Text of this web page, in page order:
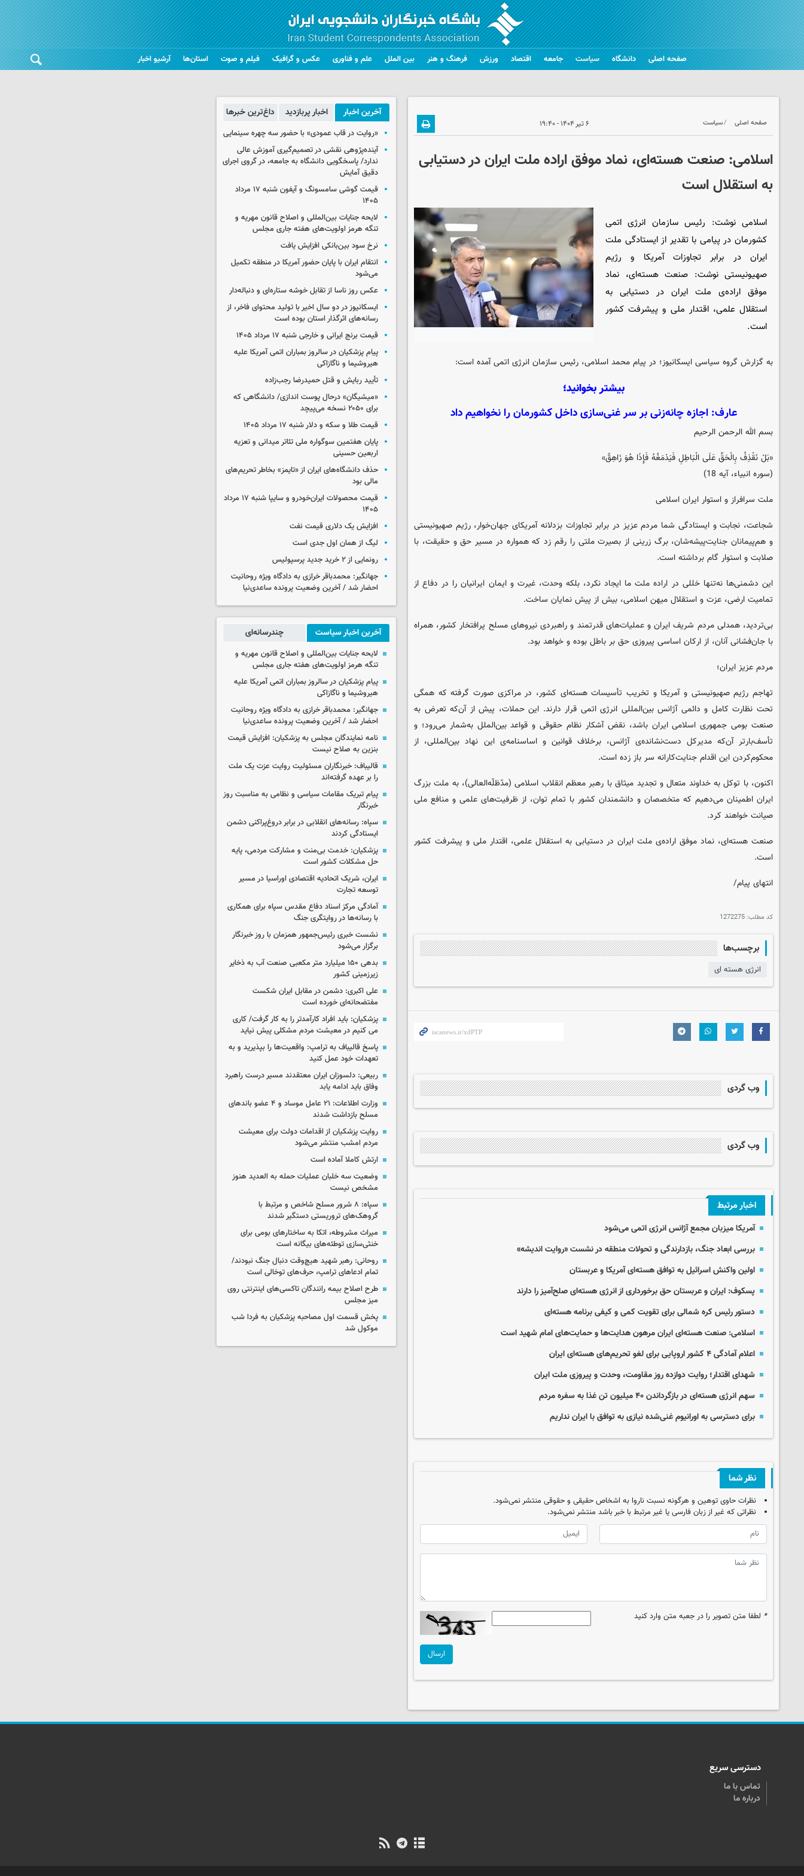
صفحه اصلی دانشگاه سیاست جامعه اقتصاد ورزش فرهنگ و هنر بین الملل علم و فناوری عکس و گرافیک فیلم و صوت استان‌ها آرشیو اخبار
صفحه اصلی سیاست ۶ تیر ۱۴۰۴ - ۱۹:۴۰
اسلامی: صنعت هسته‌ای، نماد موفق اراده‌ ملت ایران در دستیابی
به استقلال است
اسلامی نوشت: رئیس سازمان انرژی اتمی
کشورمان در پیامی با تقدیر از ایستادگی ملت
ایران در برابر تجاوزات آمریکا و رژیم
صهیونیستی نوشت: صنعت هسته‌ای، نماد
موفق اراده‌ی ملت ایران در دستیابی به
استقلال علمی، اقتدار ملی و پیشرفت کشور
است.
به گزارش گروه سیاسی ایسکانیوز؛ در پیام محمد اسلامی، رئیس سازمان انرژی اتمی آمده است:
بیشتر بخوانید؛
عارف: اجازه چانه‌زنی بر سر غنی‌سازی داخل کشورمان را نخواهیم داد
بسم الله الرحمن الرحیم
«بَلْ نَقْذِفُ بِالْحَقِّ عَلَی الْبَاطِلِ فَیَدْمَغُهُ فَإِذَا هُوَ زَاهِقٌ»
(سوره انبیاء، آیه 18)
ملت سرافراز و استوار ایران اسلامی
شجاعت، نجابت و ایستادگی شما مردم عزیز در برابر تجاوزات بزدلانه‌ آمریکای جهان‌خوار، رژیم صهیونیستی
و هم‌پیمانان جنایت‌پیشه‌شان، برگ زرینی از بصیرت ملتی را رقم زد که همواره در مسیر حق و حقیقت، با
صلابت و استوار گام برداشته است.
این دشمنی‌ها نه‌تنها خللی در اراده‌ ملت ما ایجاد نکرد، بلکه وحدت، غیرت و ایمان ایرانیان را در دفاع از
تمامیت ارضی، عزت و استقلال میهن اسلامی، بیش از پیش نمایان ساخت.
بی‌تردید، همدلی مردم شریف ایران و عملیات‌های قدرتمند و راهبردی نیروهای مسلح پرافتخار کشور، همراه
با جان‌فشانی آنان، از ارکان اساسی پیروزی حق بر باطل بوده و خواهد بود.
مردم عزیز ایران؛
تهاجم رژیم صهیونیستی و آمریکا و تخریب تأسیسات هسته‌ای کشور، در مراکزی صورت گرفته که همگی
تحت نظارت کامل و دائمی آژانس بین‌المللی انرژی اتمی قرار دارند. این حملات، پیش از آن‌که تعرض به
صنعت بومی جمهوری اسلامی ایران باشد، نقض آشکار نظام حقوقی و قواعد بین‌الملل به‌شمار می‌رود؛ و
تأسف‌بارتر آن‌که مدیرکل دست‌نشانده‌ی آژانس، برخلاف قوانین و اساسنامه‌ی این نهاد بین‌المللی، از
محکوم‌کردن این اقدام جنایت‌کارانه سر باز زده است.
اکنون، با توکل به خداوند متعال و تجدید میثاق با رهبر معظم انقلاب اسلامی (مدّظلّه‌العالی)، به ملت بزرگ
ایران اطمینان می‌دهیم که متخصصان و دانشمندان کشور با تمام توان، از ظرفیت‌های علمی و منافع ملی
صیانت خواهند کرد.
صنعت هسته‌ای، نماد موفق اراده‌ی ملت ایران در دستیابی به استقلال علمی، اقتدار ملی و پیشرفت کشور
است.
انتهای پیام/
کد مطلب: 1272275
برچسب‌ها
انرژی هسته ای
وب گردی
وب گردی
اخبار مرتبط
آمریکا میزبان مجمع آژانس انرژی اتمی می‌شود
بررسی ابعاد جنگ، بازدارندگی و تحولات منطقه در نشست «روایت اندیشه»
اولین واکنش اسرائیل به توافق هسته‌ای آمریکا و عربستان
پسکوف: ایران و عربستان حق برخورداری از انرژی هسته‌ای صلح‌آمیز را دارند
دستور رئیس کره شمالی برای تقویت کمی و کیفی برنامه هسته‌ای
اسلامی: صنعت هسته‌ای ایران مرهون هدایت‌ها و حمایت‌های امام شهید است
اعلام آمادگی ۴ کشور اروپایی برای لغو تحریم‌های هسته‌ای ایران
شهدای اقتدار؛ روایت دوازده روز مقاومت، وحدت و پیروزی ملت ایران
سهم انرژی هسته‌ای در بازگرداندن ۴۰ میلیون تن غذا به سفره مردم
برای دسترسی به اورانیوم غنی‌شده نیازی به توافق با ایران نداریم
نظر شما
نظرات حاوی توهین و هرگونه نسبت ناروا به اشخاص حقیقی و حقوقی منتشر نمی‌شود.
نظراتی که غیر از زبان فارسی یا غیر مرتبط با خبر باشد منتشر نمی‌شود.
* لطفا متن تصویر را در جعبه متن وارد کنید
ارسال
آخرین اخبار اخبار پربازدید داغ‌ترین خبرها
«روایت در قاب عمودی» با حضور سه چهره سینمایی
آینده‌پژوهی نقشی در تصمیم‌گیری آموزش عالی
ندارد/ پاسخگویی دانشگاه به جامعه، در گروی اجرای
دقیق آمایش
قیمت گوشی سامسونگ و آیفون شنبه ۱۷ مرداد
۱۴۰۵
لایحه جنایات بین‌المللی و اصلاح قانون مهریه و
تنگه هرمز اولویت‌های هفته جاری مجلس
نرخ سود بین‌بانکی افزایش یافت
انتقام ایران با پایان حضور آمریکا در منطقه تکمیل
می‌شود
عکس روز ناسا از تقابل خوشه ستاره‌ای و دنباله‌دار
ایسکانیوز در دو سال اخیر با تولید محتوای فاخر، از
رسانه‌های اثرگذار استان بوده است
قیمت برنج ایرانی و خارجی شنبه ۱۷ مرداد ۱۴۰۵
پیام پزشکیان در سالروز بمباران اتمی آمریکا علیه
هیروشیما و ناگازاکی
تأیید ربایش و قتل حمیدرضا رجب‌زاده
«میشیگان» درحال پوست اندازی/ دانشگاهی که
برای ۲۰۵۰ نسخه می‌پیچد
قیمت طلا و سکه و دلار شنبه ۱۷ مرداد ۱۴۰۵
پایان هفتمین سوگواره ملی تئاتر میدانی و تعزیه
اربعین حسینی
حذف دانشگاه‌های ایران از «تایمز» بخاطر تحریم‌های
مالی بود
قیمت محصولات ایران‌خودرو و سایپا شنبه ۱۷ مرداد
۱۴۰۵
افزایش یک دلاری قیمت نفت
لیگ از همان اول جدی است
رونمایی از ۲ خرید جدید پرسپولیس
جهانگیر: محمدباقر خرازی به دادگاه ویژه روحانیت
احضار شد / آخرین وضعیت پرونده ساعدی‌نیا
آخرین اخبار سیاست چندرسانه‌ای
لایحه جنایات بین‌المللی و اصلاح قانون مهریه و
تنگه هرمز اولویت‌های هفته جاری مجلس
پیام پزشکیان در سالروز بمباران اتمی آمریکا علیه
هیروشیما و ناگازاکی
جهانگیر: محمدباقر خرازی به دادگاه ویژه روحانیت
احضار شد / آخرین وضعیت پرونده ساعدی‌نیا
نامه نمایندگان مجلس به پزشکیان: افزایش قیمت
بنزین به صلاح نیست
قالیباف: خبرنگاران مسئولیت روایت عزت یک ملت
را بر عهده گرفته‌اند
پیام تبریک مقامات سیاسی و نظامی به مناسبت روز
خبرنگار
سپاه: رسانه‌های انقلابی در برابر دروغ‌پراکنی دشمن
ایستادگی کردند
پزشکیان: خدمت بی‌منت و مشارکت مردمی، پایه
حل مشکلات کشور است
ایران، شریک اتحادیه اقتصادی اوراسیا در مسیر
توسعه تجارت
آمادگی مرکز اسناد دفاع مقدس سپاه برای همکاری
با رسانه‌ها در روایتگری جنگ
نشست خبری رئیس‌جمهور همزمان با روز خبرنگار
برگزار می‌شود
بدهی ۱۵۰ میلیارد متر مکعبی صنعت آب به ذخایر
زیرزمینی کشور
علی اکبری: دشمن در مقابل ایران شکست
مفتضحانه‌ای خورده است
پزشکیان: باید افراد کارآمدتر را به کار گرفت/ کاری
می کنیم در معیشت مردم مشکلی پیش نیاید
پاسخ قالیباف به ترامپ: واقعیت‌ها را بپذیرید و به
تعهدات خود عمل کنید
ربیعی: دلسوزان ایران معتقدند مسیر درست راهبرد
وفاق باید ادامه یابد
وزارت اطلاعات: ۲۱ عامل موساد و ۴ عضو باندهای
مسلح بازداشت شدند
روایت پزشکیان از اقدامات دولت برای معیشت
مردم امشب منتشر می‌شود
ارتش کاملا آماده است
وضعیت سه خلبان عملیات حمله به العدید هنوز
مشخص نیست
سپاه: ۸ شرور مسلح شاخص و مرتبط با
گروهک‌های تروریستی دستگیر شدند
میراث مشروطه، اتکا به ساختارهای بومی برای
خنثی‌سازی توطئه‌های بیگانه است
روحانی: رهبر شهید هیچ‌وقت دنبال جنگ نبودند/
تمام ادعاهای ترامپ، حرف‌های توخالی است
طرح اصلاح بیمه رانندگان تاکسی‌های اینترنتی روی
میز مجلس
پخش قسمت اول مصاحبه پزشکیان به فردا شب
موکول شد
دسترسی سریع
تماس با ما
درباره ما